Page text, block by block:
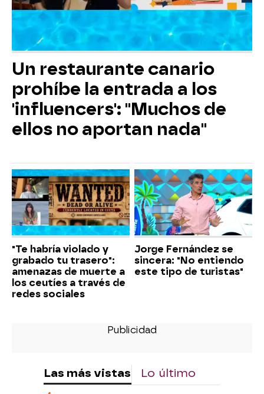
Un restaurante canario
prohíbe la entrada a los
'influencers': "Muchos de
ellos no aportan nada"
"Te habría violado y
grabado tu trasero":
amenazas de muerte a
los ceutíes a través de
redes sociales
Jorge Fernández se
sincera: "No entiendo
este tipo de turistas"
Las más vistas Lo último